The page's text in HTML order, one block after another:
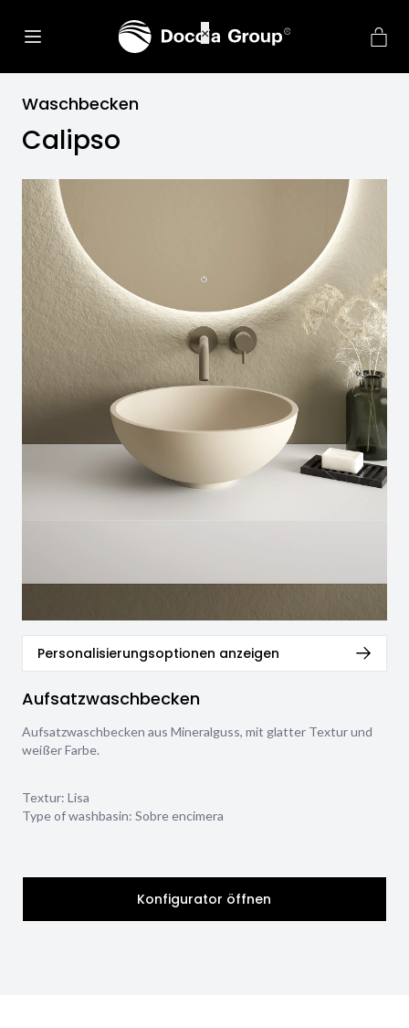
Waschbecken
Calipso
Personalisierungsoptionen anzeigen
Aufsatzwaschbecken
Aufsatzwaschbecken aus Mineralguss, mit glatter Textur und
weißer Farbe.
Textur: Lisa
Type of washbasin: Sobre encimera
Konfigurator öffnen